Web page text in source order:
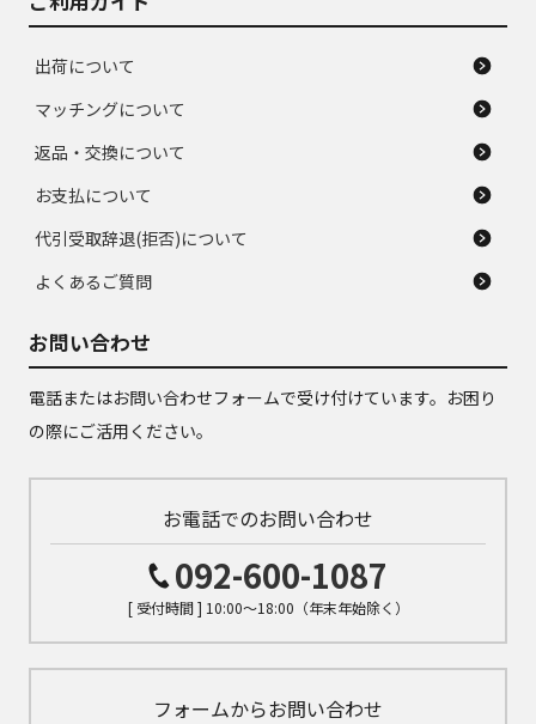
出荷について
マッチングについて
返品・交換について
お支払について
代引受取辞退(拒否)について
よくあるご質問
お問い合わせ
電話またはお問い合わせフォームで受け付けています。お困り
の際にご活用ください。
お電話でのお問い合わせ
092-600-1087
[ 受付時間 ] 10:00～18:00（年末年始除く）
フォームからお問い合わせ